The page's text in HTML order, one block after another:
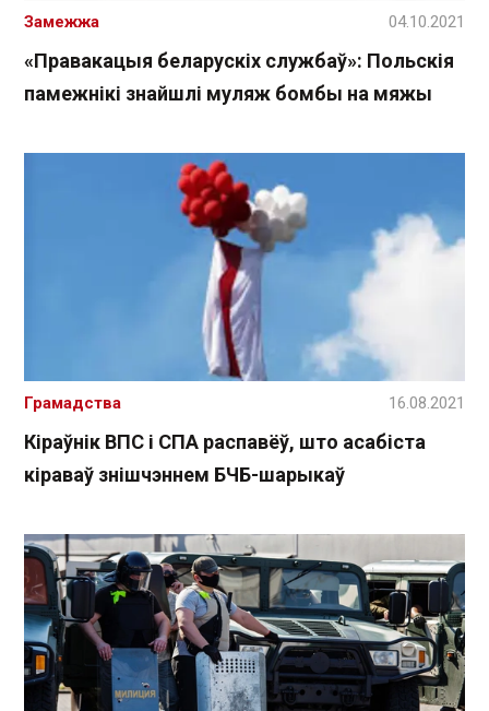
«Правакацыя беларускіх службаў»: Польскія
памежнікі знайшлі муляж бомбы на мяжы
Замежжа 04.10.2021
Кіраўнік ВПС і СПА распавёў, што асабіста
кіраваў знішчэннем БЧБ-шарыкаў
Грамадства 16.08.2021